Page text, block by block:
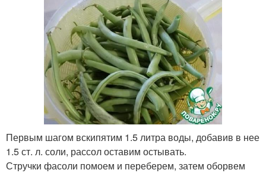
Первым шагом вскипятим 1.5 литра воды, добавив в нее
1.5 ст. л. соли, рассол оставим остывать.
Стручки фасоли помоем и переберем, затем оборвем